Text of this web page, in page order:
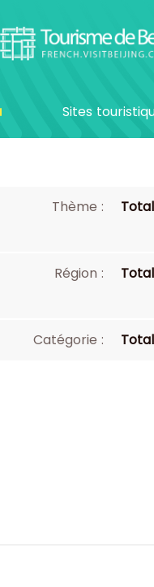
Sites
Thème : Total
Région : Total
Catégorie : Total